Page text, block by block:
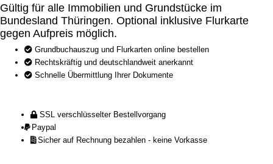
Gültig für alle Immobilien und Grundstücke im
Bundesland Thüringen. Optional inklusive Flurkarte
gegen Aufpreis möglich.
Grundbuchauszug und Flurkarten online bestellen
Rechtskräftig und deutschlandweit anerkannt
Schnelle Übermittlung Ihrer Dokumente
SSL verschlüsselter Bestellvorgang
Paypal
Sicher auf Rechnung bezahlen - keine Vorkasse